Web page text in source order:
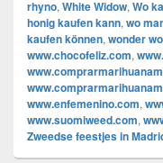
rhyno, White Widow, Wo
honig kaufen kann, wo
kaufen können, wonder
www.chocofeliz.com,
www.enfemenino.com,
www.suomiweed.com,
Zweedse feestjes in